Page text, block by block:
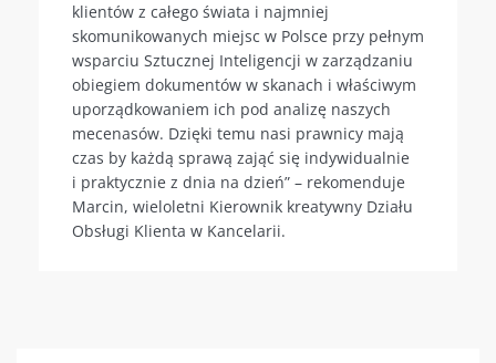
klientów z całego świata i najmniej
skomunikowanych miejsc w Polsce przy pełnym
wsparciu Sztucznej Inteligencji w zarządzaniu
obiegiem dokumentów w skanach i właściwym
uporządkowaniem ich pod analizę naszych
mecenasów. Dzięki temu nasi prawnicy mają
czas by każdą sprawą zająć się indywidualnie
i praktycznie z dnia na dzień” – rekomenduje
Marcin, wieloletni Kierownik kreatywny Działu
Obsługi Klienta w Kancelarii.